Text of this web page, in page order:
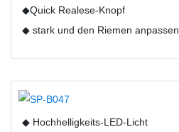
◆Quick Realese-Knopf
◆ stark und den Riemen anpassen
◆ Hochhelligkeits-LED-Licht